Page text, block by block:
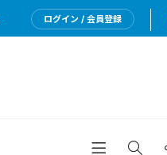
ログイン / 会員登録